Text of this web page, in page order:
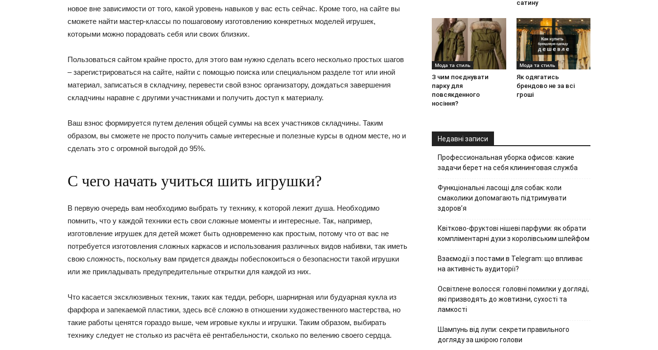
новое вне зависимости от того, какой уровень навыков у вас есть сейчас. Кроме того, на сайте вы
сможете найти мастер-классы по пошаговому изготовлению конкретных моделей игрушек,
которыми можно порадовать себя или своих близких.
Пользоваться сайтом крайне просто, для этого вам нужно сделать всего несколько простых шагов
– зарегистрироваться на сайте, найти с помощью поиска или специальном разделе тот или иной
материал, записаться в складчину, перевести свой взнос организатору, дождаться завершения
складчины наравне с другими участниками и получить доступ к материалу.
Ваш взнос формируется путем деления общей суммы на всех участников складчины. Таким
образом, вы сможете не просто получить самые интересные и полезные курсы в одном месте, но и
сделать это с огромной выгодой до 95%.
С чего начать учиться шить игрушки?
В первую очередь вам необходимо выбрать ту технику, к которой лежит душа. Необходимо
помнить, что у каждой техники есть свои сложные моменты и интересные. Так, например,
изготовление игрушек для детей может быть одновременно как простым, потому что от вас не
потребуется изготовления сложных каркасов и использования различных видов набивки, так иметь
свою сложность, поскольку вам придется дважды побеспокоиться о безопасности такой игрушки
или же прикладывать предупредительные открытки для каждой из них.
Что касается эксклюзивных техник, таких как тедди, реборн, шарнирная или будуарная кукла из
фарфора и запекаемой пластики, здесь всё сложно в отношении художественного мастерства, но
такие работы ценятся гораздо выше, чем игровые куклы и игрушки. Таким образом, выбирать
технику следует не столько из расчёта её рентабельности, сколько по велению своего сердца.
сатину
Мода та стиль
З чим поєднувати
парку для
повсякденного
носіння?
Мода та стиль
Як одягатись
брендово не за всі
гроші
Недавні записи
Профессиональная уборка офисов: какие
задачи берет на себя клининговая служба
Функціональні ласощі для собак: коли
смаколики допомагають підтримувати
здоров’я
Квітково-фруктові нішеві парфуми: як обрати
компліментарні духи з королівським шлейфом
Взаємодії з постами в Telegram: що впливає
на активність аудиторії?
Освітлене волосся: головні помилки у догляді,
які призводять до жовтизни, сухості та
ламкості
Шампунь від лупи: секрети правильного
догляду за шкірою голови